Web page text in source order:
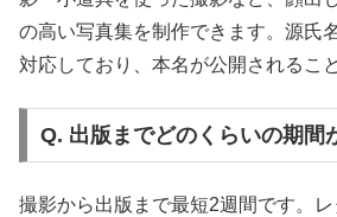
の高い写真集を制作できます。源氏
対応しており、本名が公開されるこ
Q. 出版までどのくらいの期間
撮影から出版まで最短2週間です。